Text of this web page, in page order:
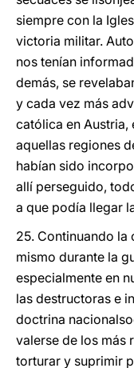
siempre con la
victoria militar.
nos tenían
demás, se
y cada vez más
católica en Austria,
aquellas regiones
habían sido
allí perseguido,
a que podía llegar
25. Continuando la
mismo durante la
especialmente en
las destructoras e
doctrina
valerse de los más
torturar y suprimir